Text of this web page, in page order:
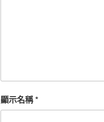
顯示名稱*